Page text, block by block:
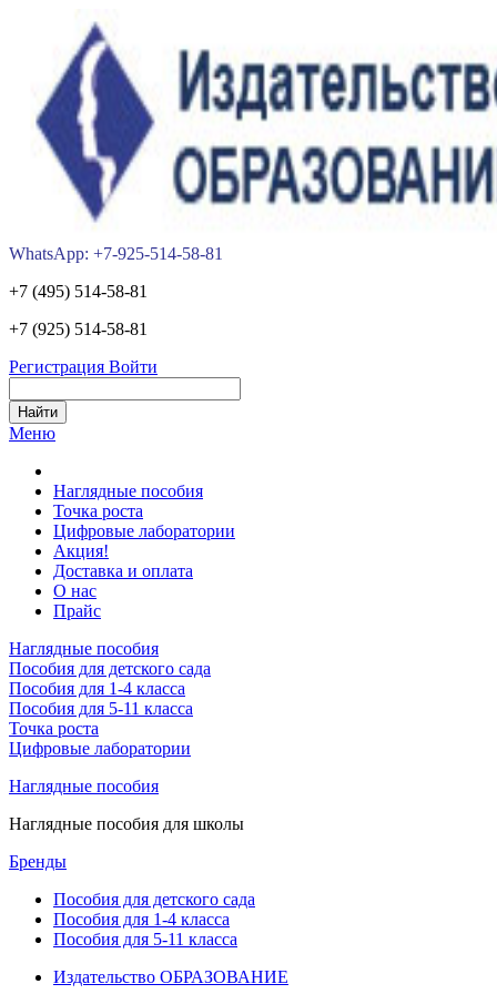
WhatsApp: +7-925-514-58-81
+7 (495) 514-58-81
+7 (925) 514-58-81
Регистрация Войти
Меню
Наглядные пособия
Точка роста
Цифровые лаборатории
Акция!
Доставка и оплата
О нас
Прайс
Наглядные пособия
Пособия для детского сада
Пособия для 1-4 класса
Пособия для 5-11 класса
Точка роста
Цифровые лаборатории
Наглядные пособия
Наглядные пособия для школы
Бренды
Пособия для детского сада
Пособия для 1-4 класса
Пособия для 5-11 класса
Издательство ОБРАЗОВАНИЕ